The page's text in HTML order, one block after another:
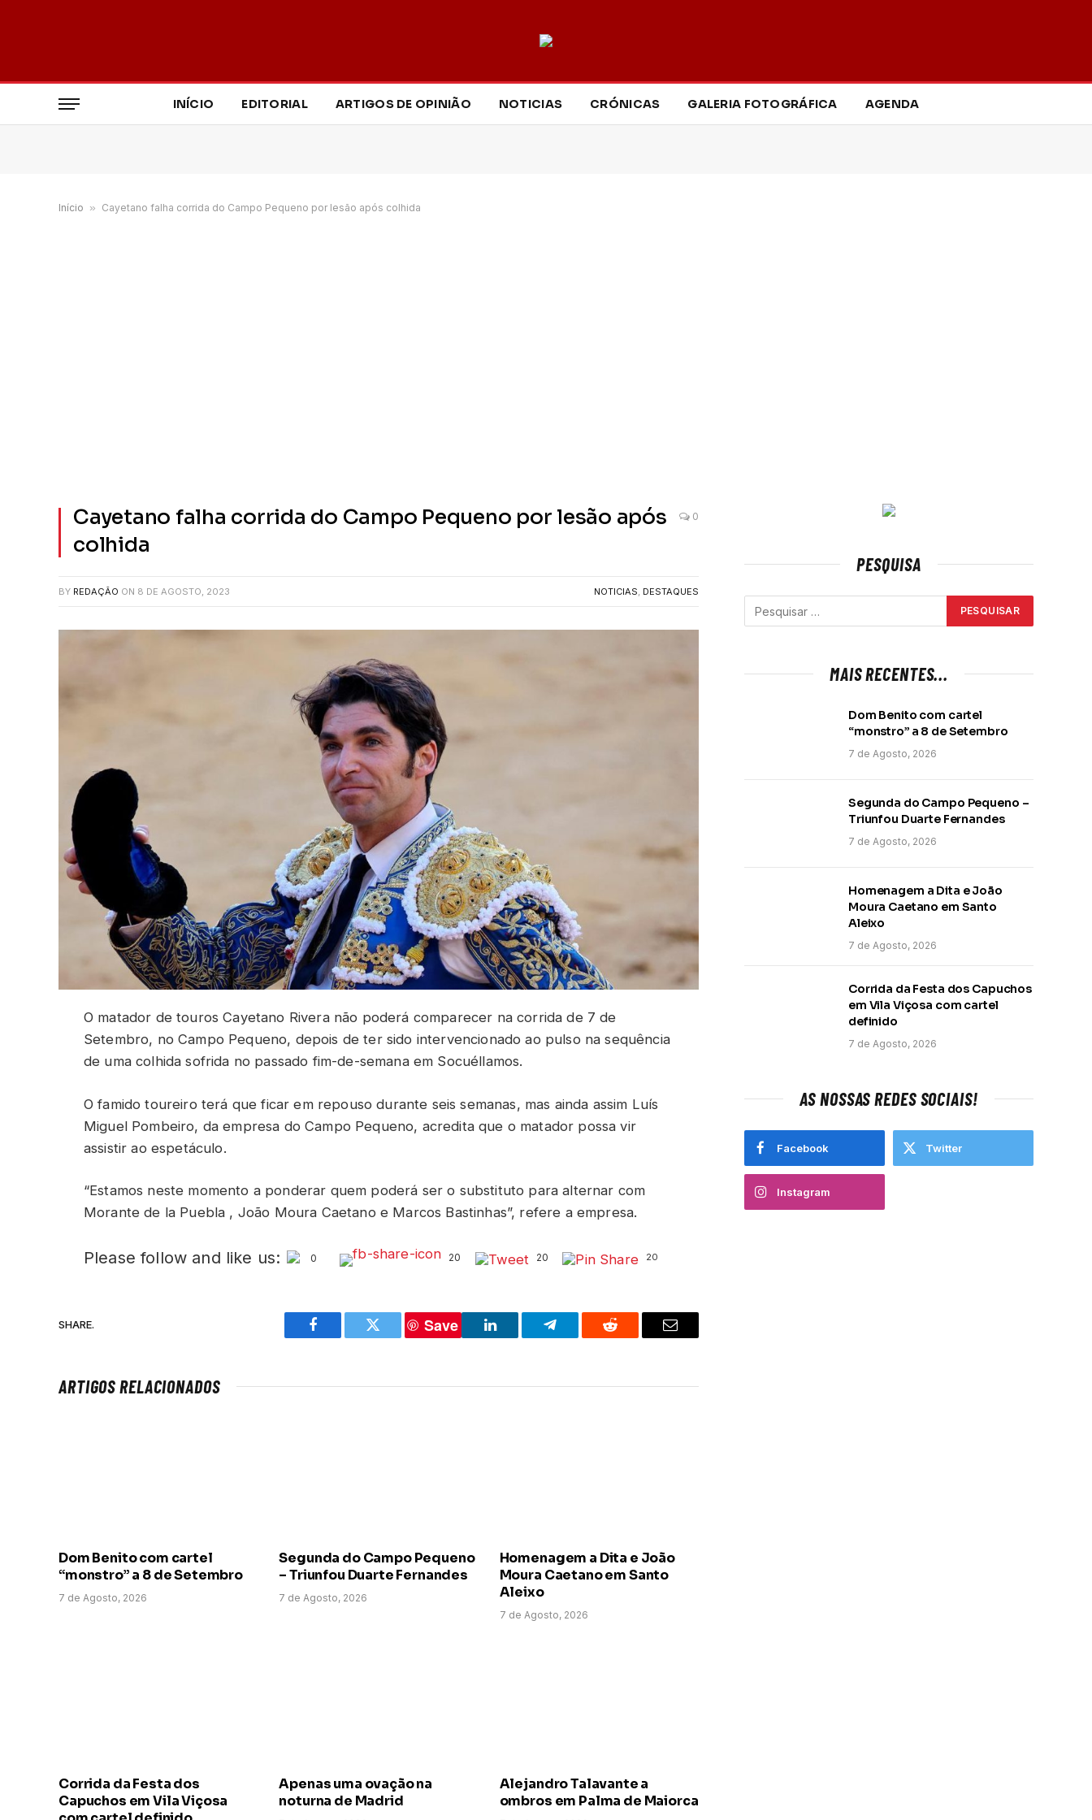
INÍCIO EDITORIAL ARTIGOS DE OPINIÃO NOTICIAS CRÓNICAS GALERIA FOTOGRÁFICA AGENDA
Início » Cayetano falha corrida do Campo Pequeno por lesão após colhida
Cayetano falha corrida do Campo Pequeno por lesão após
colhida
0
BY REDAÇÃO ON 8 DE AGOSTO, 2023 NOTICIAS, DESTAQUES
O matador de touros Cayetano Rivera não poderá comparecer na corrida de 7 de
Setembro, no Campo Pequeno, depois de ter sido intervencionado ao pulso na sequência
de uma colhida sofrida no passado fim-de-semana em Socuéllamos.
O famido toureiro terá que ficar em repouso durante seis semanas, mas ainda assim Luís
Miguel Pombeiro, da empresa do Campo Pequeno, acredita que o matador possa vir
assistir ao espetáculo.
“Estamos neste momento a ponderar quem poderá ser o substituto para alternar com
Morante de la Puebla , João Moura Caetano e Marcos Bastinhas”, refere a empresa.
Please follow and like us: 0 20 20 20
SHARE.
Facebook Twitter
Save
LinkedIn Telegram Reddit Email
ARTIGOS RELACIONADOS
Dom Benito com cartel
“monstro” a 8 de Setembro
7 de Agosto, 2026
Segunda do Campo Pequeno
– Triunfou Duarte Fernandes
7 de Agosto, 2026
Homenagem a Dita e João
Moura Caetano em Santo
Aleixo
7 de Agosto, 2026
Corrida da Festa dos
Capuchos em Vila Viçosa
Apenas uma ovação na
noturna de Madrid
Alejandro Talavante a
ombros em Palma de Maiorca
PESQUISA
MAIS RECENTES...
Dom Benito com cartel
“monstro” a 8 de Setembro
7 de Agosto, 2026
Segunda do Campo Pequeno –
Triunfou Duarte Fernandes
7 de Agosto, 2026
Homenagem a Dita e João
Moura Caetano em Santo
Aleixo
7 de Agosto, 2026
Corrida da Festa dos Capuchos
em Vila Viçosa com cartel
definido
7 de Agosto, 2026
AS NOSSAS REDES SOCIAIS!
Facebook Twitter
Instagram